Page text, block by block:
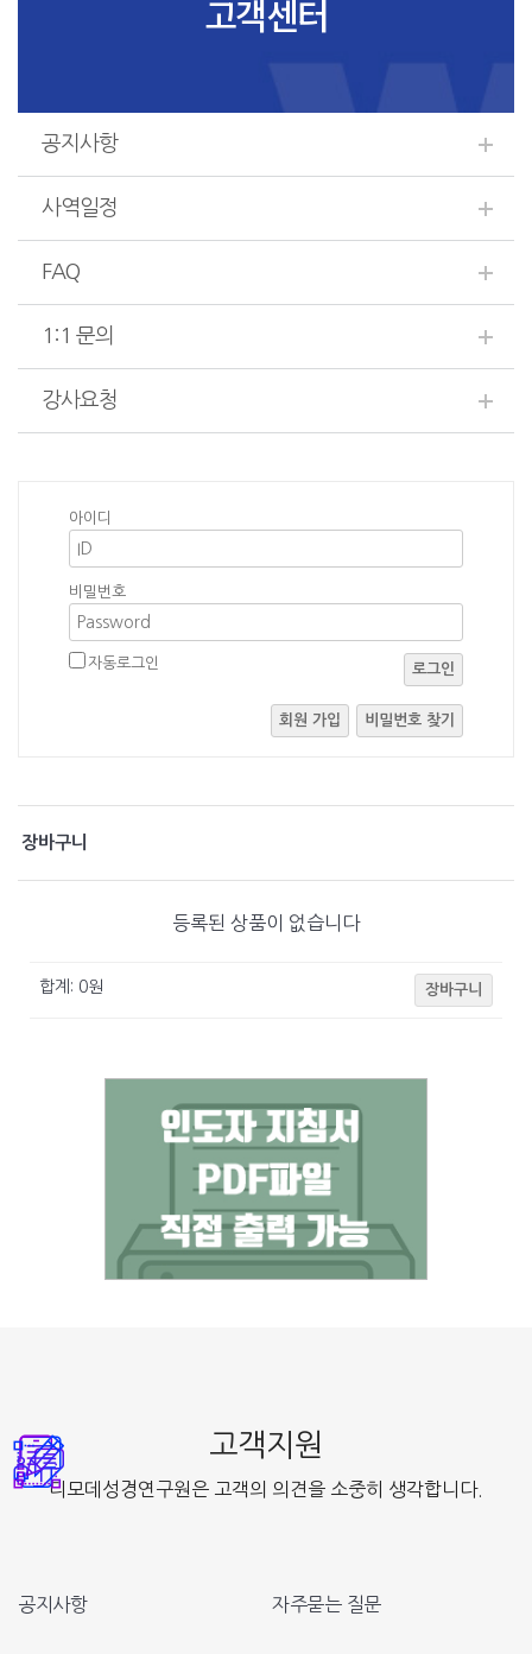
고객센터
공지사항
사역일정
FAQ
1:1 문의
강사요청
아이디
비밀번호
자동로그인 로그인
회원 가입 비밀번호 찾기
장바구니
등록된 상품이 없습니다
합계: 0원 장바구니
고객지원
디모데성경연구원은 고객의 의견을 소중히 생각합니다.
공지사항 자주묻는 질문